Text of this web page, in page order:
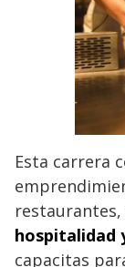
Esta carrera
restaurantes,
hospitalidad
capacitas